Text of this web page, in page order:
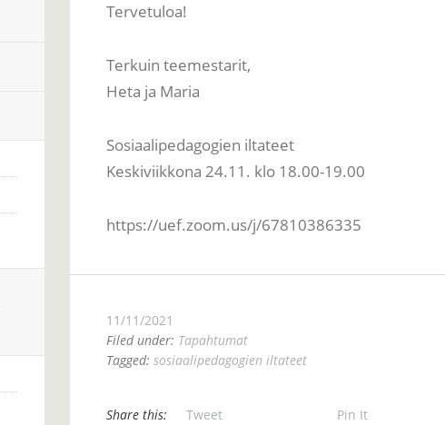
Tervetuloa!
Terkuin teemestarit,
Heta ja Maria
Sosiaalipedagogien iltateet
Keskiviikkona 24.11. klo 18.00-19.00
https://uef.zoom.us/j/67810386335
11/11/2021
Filed under: Tapahtumat
Tagged: sosiaalipedagogien iltateet
Share this: Tweet Pin It